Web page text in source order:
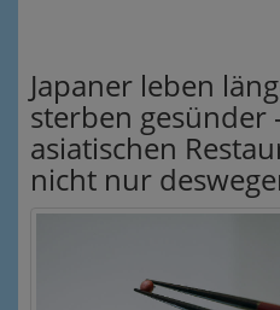
Japaner leben
sterben gesünder
asiatischen
nicht nur